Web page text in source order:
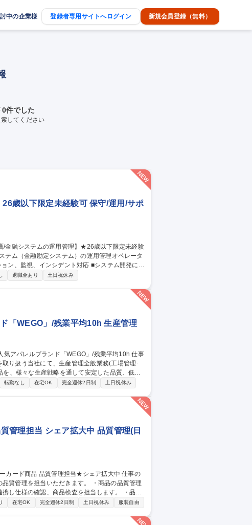
中の企業様 登録者専用サイトへログイン 新規会員登録（無料）
件でした
してください
歳以下限定未経験可 保守/運用/サポ
ITILに基づいた大規模金融システムの運用業務
退職金あり 土日祝休み
「WEGO」/残業平均10h 生産管理
り扱う当社にて、生産管理全般業務(工場管理･
ョンとなります。工場管理は本社にて電話やWE
転勤なし 在宅OK 完全週休2日制 土日祝休み
管理担当 シェア拡大中 品質管理(日
当いただきます。 ・商品の品質管理
し仕様の確認、商品検査を担当します。 ・品質
在宅OK 完全週休2日制 土日祝休み 服装自由